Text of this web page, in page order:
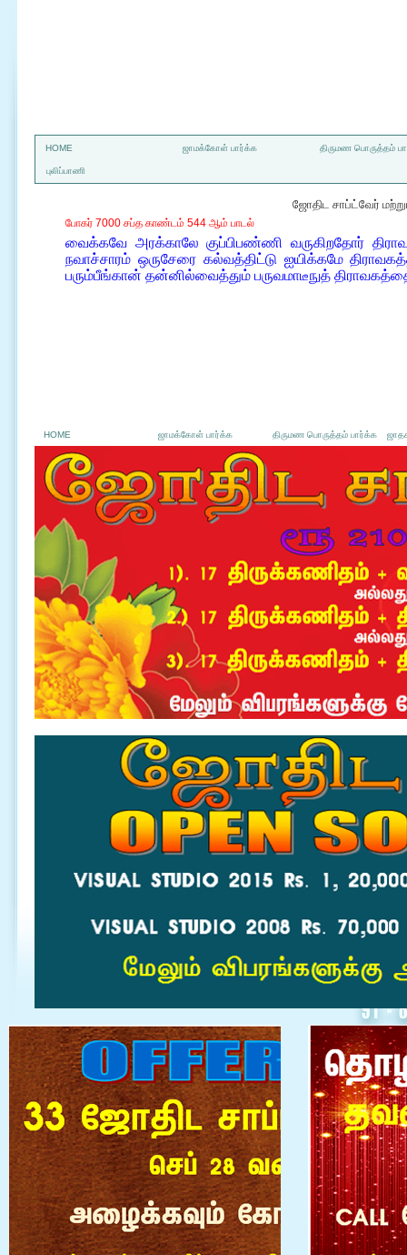
HOME ஜாமக்கோள் பார்க்க திருமண பொருத்தம்
புலிப்பாணி
ஜோதிட சாப்ட்வேர்
போகர் 7000 சப்த காண்டம் 544 ஆம் பாடல்
வைக்கவே அரக்காலே குப்பிபண்ணி வருகிறதோர்
நவாச்சாரம் ஒருசேரை கல்வத்திட்டு ஐயிக்கமே
பரும்பீங்கான் தன்னில்வைத்தும் பருவமாடீநுத்
HOME ஜாமக்கோள் பார்க்க திருமண பொருத்தம் பார்க்க